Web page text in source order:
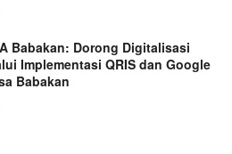
Babakan: Dorong Digitalisasi
Implementasi QRIS dan Google
Babakan